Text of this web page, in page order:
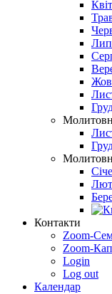
Контакти
Zoom-
Zoom-
Login
Log out
Календар